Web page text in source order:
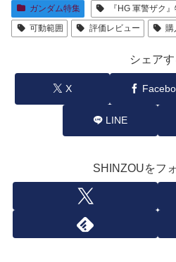
ガンダム特集 『HG 軍警ザク
可動範囲
評価レビュー 購
シェアす
X
LINE
SHINZOUをフ